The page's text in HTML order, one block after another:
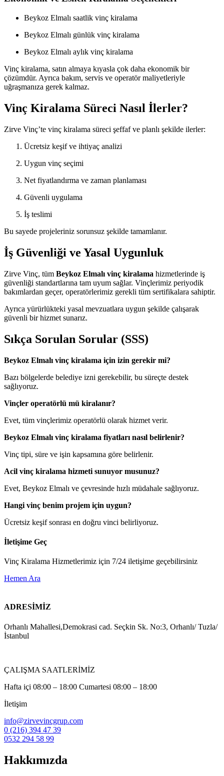
Beykoz Elmalı saatlik vinç kiralama
Beykoz Elmalı günlük vinç kiralama
Beykoz Elmalı aylık vinç kiralama
Vinç kiralama, satın almaya kıyasla çok daha ekonomik bir
çözümdür. Ayrıca bakım, servis ve operatör maliyetleriyle
uğraşmanıza gerek kalmaz.
Vinç Kiralama Süreci Nasıl İlerler?
Zirve Vinç’te vinç kiralama süreci şeffaf ve planlı şekilde ilerler:
Ücretsiz keşif ve ihtiyaç analizi
Uygun vinç seçimi
Net fiyatlandırma ve zaman planlaması
Güvenli uygulama
İş teslimi
Bu sayede projeleriniz sorunsuz şekilde tamamlanır.
İş Güvenliği ve Yasal Uygunluk
Zirve Vinç, tüm Beykoz Elmalı vinç kiralama hizmetlerinde iş
güvenliği standartlarına tam uyum sağlar. Vinçlerimiz periyodik
bakımlardan geçer, operatörlerimiz gerekli tüm sertifikalara sahiptir.
Ayrıca yürürlükteki yasal mevzuatlara uygun şekilde çalışarak
güvenli bir hizmet sunarız.
Sıkça Sorulan Sorular (SSS)
Beykoz Elmalı vinç kiralama için izin gerekir mi?
Bazı bölgelerde belediye izni gerekebilir, bu süreçte destek
sağlıyoruz.
Vinçler operatörlü mü kiralanır?
Evet, tüm vinçlerimiz operatörlü olarak hizmet verir.
Beykoz Elmalı vinç kiralama fiyatları nasıl belirlenir?
Vinç tipi, süre ve işin kapsamına göre belirlenir.
Acil vinç kiralama hizmeti sunuyor musunuz?
Evet, Beykoz Elmalı ve çevresinde hızlı müdahale sağlıyoruz.
Hangi vinç benim projem için uygun?
Ücretsiz keşif sonrası en doğru vinci belirliyoruz.
İletişime Geç
Vinç Kiralama Hizmetlerimiz için 7/24 iletişime geçebilirsiniz
Hemen Ara
ADRESİMİZ
Orhanlı Mahallesi,Demokrasi cad. Seçkin Sk. No:3, Orhanlı/ Tuzla/
İstanbul
ÇALIŞMA SAATLERİMİZ
Hafta içi 08:00 – 18:00 Cumartesi 08:00 – 18:00
İletişim
info@zirvevincgrup.com
0 (216) 394 47 39
0532 294 58 99
Hakkımızda